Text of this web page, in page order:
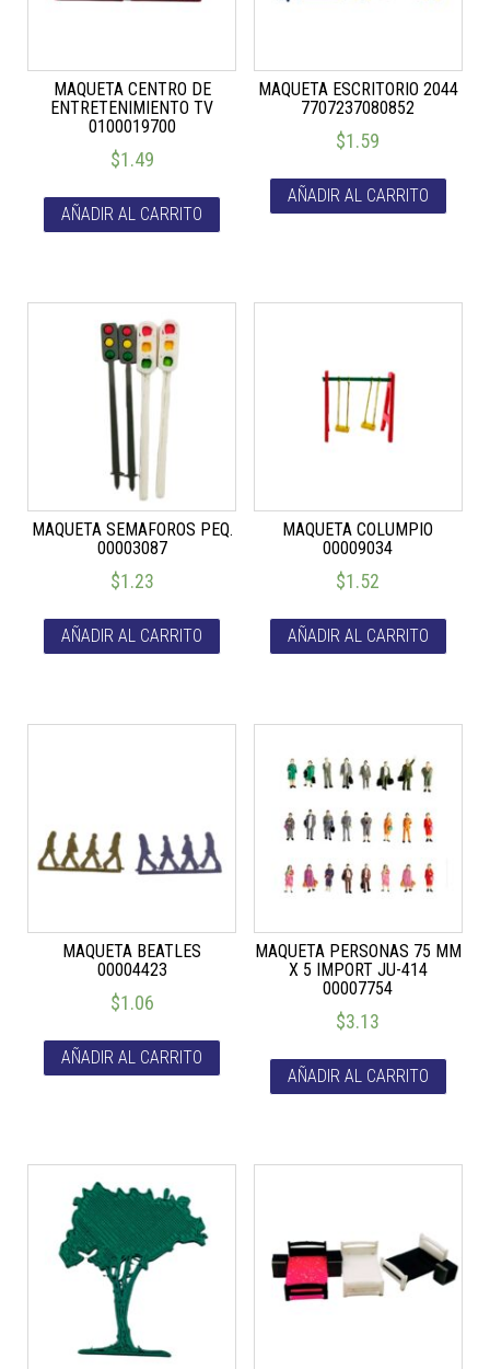
MAQUETA CENTRO DE
ENTRETENIMIENTO TV
0100019700
$1.49
AÑADIR AL CARRITO
MAQUETA ESCRITORIO 2044
7707237080852
$1.59
AÑADIR AL CARRITO
MAQUETA SEMAFOROS PEQ.
00003087
$1.23
AÑADIR AL CARRITO
MAQUETA COLUMPIO
00009034
$1.52
AÑADIR AL CARRITO
MAQUETA BEATLES
00004423
$1.06
AÑADIR AL CARRITO
MAQUETA PERSONAS 75 MM
X 5 IMPORT JU-414
00007754
$3.13
AÑADIR AL CARRITO